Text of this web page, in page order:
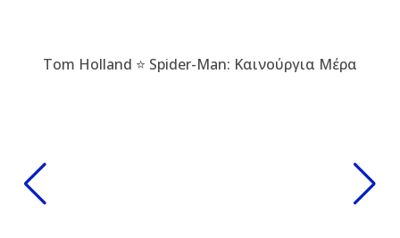
Tom Holland ⭐ Spider-Man: Καινούργια Μέρα